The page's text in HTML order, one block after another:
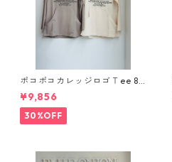
ポコポコカレッジロゴＴee 84
55-314KK CHIGNON シニオン
2509c
¥9,856
30%OFF